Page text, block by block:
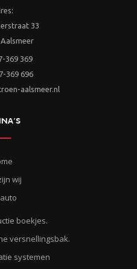
33
Aalsmeer
369 369
369 696
aalsmeer.nl
wij
boekjes.
versnellingsbak.
systemen